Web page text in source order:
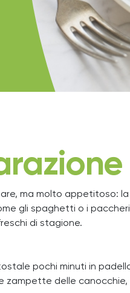
ma molto appetitoso:
gli spaghetti o i
di stagione.
pochi minuti in
delle canocchie,